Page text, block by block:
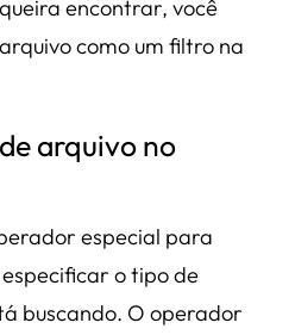
encontrar, você
como um filtro na
arquivo no
especial para
o tipo de
buscando. O operador